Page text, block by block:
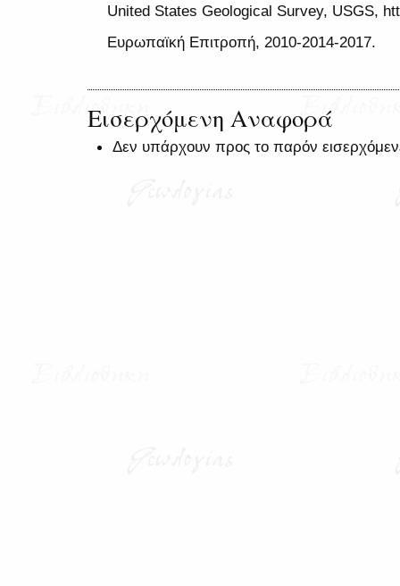
United States Geological Survey, USGS,
Ευρωπαϊκή Επιτροπή, 2010-2014-2017.
Εισερχόμενη Αναφορά
Δεν υπάρχουν προς το παρόν